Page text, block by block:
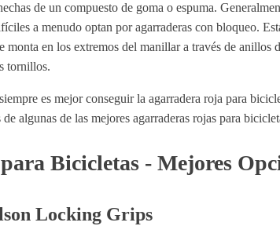
de un compuesto de goma o espuma.
a menudo optan por agarraderas con bloqueo.
monta en los extremos del manillar a través de
tornillos.
es mejor conseguir la agarradera roja para
algunas de las mejores agarraderas rojas para
Bicicletas - Mejores
Locking Grips